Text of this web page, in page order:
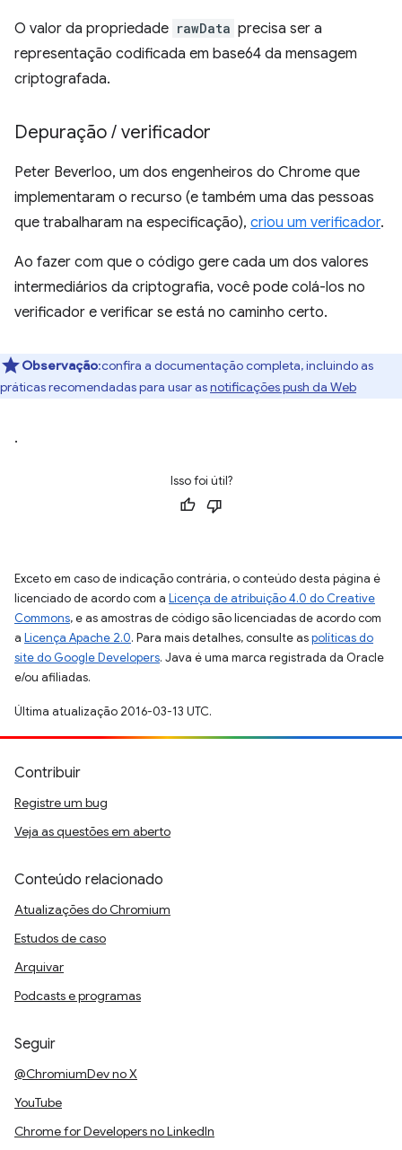
O valor da propriedade rawData precisa ser a
representação codificada em base64 da mensagem
criptografada.
Depuração / verificador
Peter Beverloo, um dos engenheiros do Chrome que
implementaram o recurso (e também uma das pessoas
que trabalharam na especificação), criou um verificador.
Ao fazer com que o código gere cada um dos valores
intermediários da criptografia, você pode colá-los no
verificador e verificar se está no caminho certo.
Observação:confira a documentação completa, incluindo as
práticas recomendadas para usar asnotificações push da Web
.
Isso foi útil?
Exceto em caso de indicação contrária, o conteúdo desta página é
licenciado de acordo com a Licença de atribuição 4.0 do Creative
Commons, e as amostras de código são licenciadas de acordo com
a Licença Apache 2.0. Para mais detalhes, consulte aspolíticas do
site do Google Developers. Java é uma marca registrada da Oracle
e/ou afiliadas.
Última atualização 2016-03-13 UTC.
Contribuir
Registre um bug
Veja as questões em aberto
Conteúdo relacionado
Atualizações do Chromium
Estudos de caso
Arquivar
Podcasts e programas
Seguir
@ChromiumDev no X
YouTube
Chrome for Developers no LinkedIn